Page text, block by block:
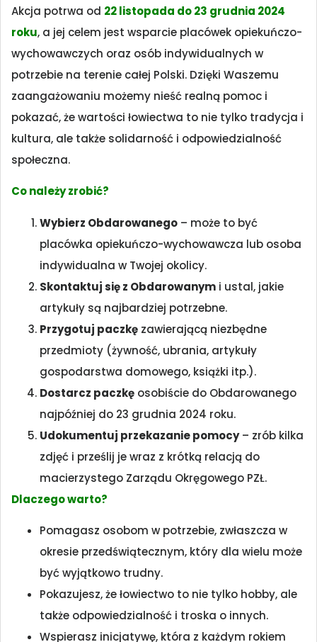
Akcja potrwa od 22 listopada do 23 grudnia 2024
roku, a jej celem jest wsparcie placówek opiekuńczo-
wychowawczych oraz osób indywidualnych w
potrzebie na terenie całej Polski. Dzięki Waszemu
zaangażowaniu możemy nieść realną pomoc i
pokazać, że wartości łowiectwa to nie tylko tradycja i
kultura, ale także solidarność i odpowiedzialność
społeczna.
Co należy zrobić?
Wybierz Obdarowanego – może to być
placówka opiekuńczo-wychowawcza lub osoba
indywidualna w Twojej okolicy.
Skontaktuj się z Obdarowanym i ustal, jakie
artykuły są najbardziej potrzebne.
Przygotuj paczkę zawierającą niezbędne
przedmioty (żywność, ubrania, artykuły
gospodarstwa domowego, książki itp.).
Dostarcz paczkę osobiście do Obdarowanego
najpóźniej do 23 grudnia 2024 roku.
Udokumentuj przekazanie pomocy– zrób kilka
zdjęć i prześlij je wraz z krótką relacją do
macierzystego Zarządu Okręgowego PZŁ.
Dlaczego warto?
Pomagasz osobom w potrzebie, zwłaszcza w
okresie przedświątecznym, który dla wielu może
być wyjątkowo trudny.
Pokazujesz, że łowiectwo to nie tylko hobby, ale
także odpowiedzialność i troska o innych.
Wspierasz inicjatywę, która z każdym rokiem